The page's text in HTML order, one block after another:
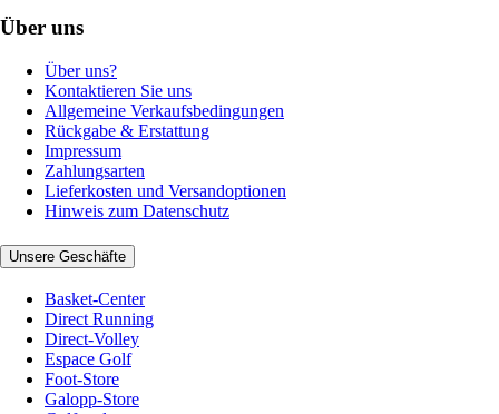
Über uns
Über uns?
Kontaktieren Sie uns
Allgemeine Verkaufsbedingungen
Rückgabe & Erstattung
Impressum
Zahlungsarten
Lieferkosten und Versandoptionen
Hinweis zum Datenschutz
Unsere Geschäfte
Basket-Center
Direct Running
Direct-Volley
Espace Golf
Foot-Store
Galopp-Store